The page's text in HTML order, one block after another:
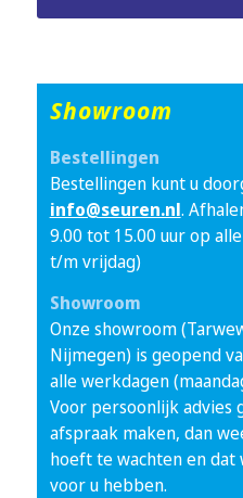
Showroom
Bestellingen
Bestellingen kunt u
info@seuren.nl.
9.00 tot 15.00 uur op
t/m vrijdag)
Showroom
Onze showroom
Nijmegen) is geopend
alle werkdagen
Voor persoonlijk advies
afspraak maken, dan
hoeft te wachten en dat
voor u hebben.